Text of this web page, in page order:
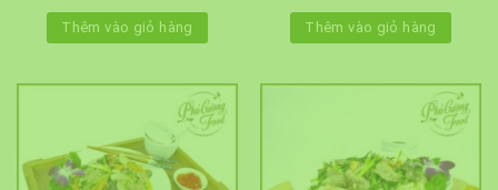
Thêm vào giỏ hàng Thêm vào giỏ hàng